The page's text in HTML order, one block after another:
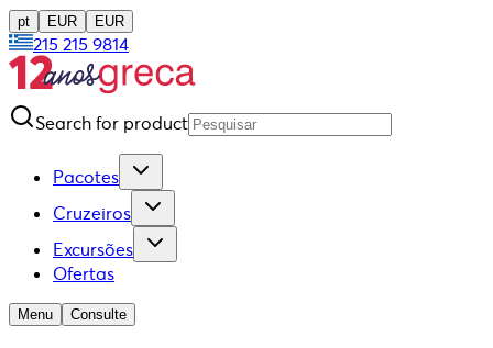
pt EUR EUR
215 215 9814
Search for product
Pacotes
Cruzeiros
Excursões
Ofertas
Menu Consulte